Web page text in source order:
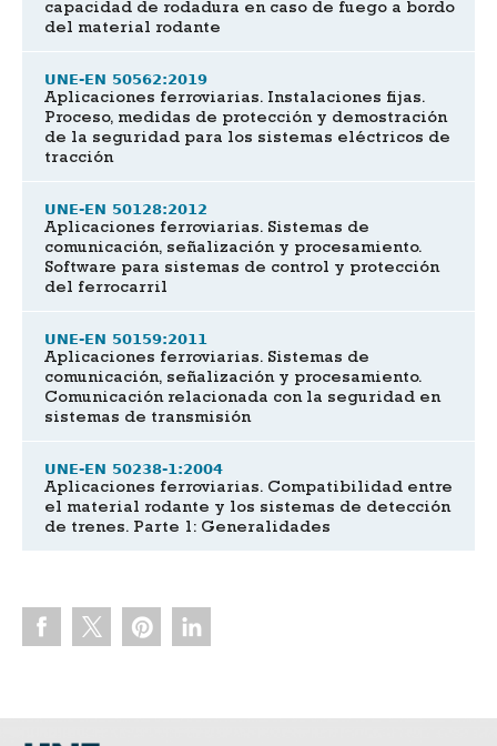
capacidad de rodadura en caso de fuego a bordo
del material rodante
UNE-EN 50562:2019
Aplicaciones ferroviarias. Instalaciones fijas.
Proceso, medidas de protección y demostración
de la seguridad para los sistemas eléctricos de
tracción
UNE-EN 50128:2012
Aplicaciones ferroviarias. Sistemas de
comunicación, señalización y procesamiento.
Software para sistemas de control y protección
del ferrocarril
UNE-EN 50159:2011
Aplicaciones ferroviarias. Sistemas de
comunicación, señalización y procesamiento.
Comunicación relacionada con la seguridad en
sistemas de transmisión
UNE-EN 50238-1:2004
Aplicaciones ferroviarias. Compatibilidad entre
el material rodante y los sistemas de detección
de trenes. Parte 1: Generalidades